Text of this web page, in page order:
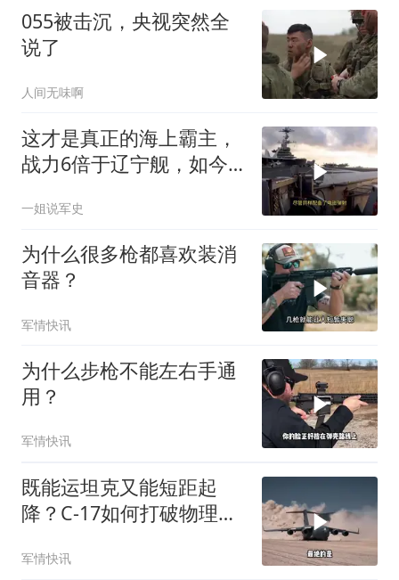
055被击沉，央视突然全
说了
人间无味啊
这才是真正的海上霸主，
战力6倍于辽宁舰，如今
一姐说军史
为什么很多枪都喜欢装消
音器？
军情快讯
为什么步枪不能左右手通
用？
军情快讯
既能运坦克又能短距起
降？C-17如何打破物理极
军情快讯